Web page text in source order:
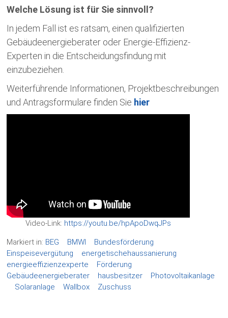
Welche Lösung ist für Sie sinnvoll?
In jedem Fall ist es ratsam, einen qualifizierten
Gebäudeenergieberater oder Energie-Effizienz-
Experten in die Entscheidungsfindung mit
einzubeziehen.
Weiterführende Informationen, Projektbeschreibungen
und Antragsformulare finden Sie hier
Video-Link: https://youtu.be/hpApoDwqJPs
Markiert in: BEG BMWI
Bundesförderung
Einspeisevergütung
energetischehaussanierung
energieeffizienzexperte
Förderung
Gebäudeenergieberater
hausbesitzer
Photovoltaikanlage
Solaranlage
Wallbox Zuschuss